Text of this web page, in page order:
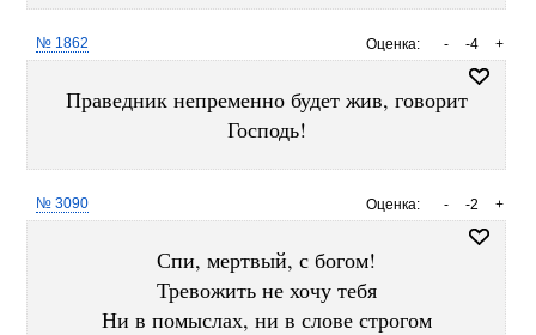
Оценка: +
-4
-
№ 1862
Праведник непременно будет жив, говорит
Господь!
Оценка: +
-2
-
№ 3090
Спи, мертвый, с богом!
Тревожить не хочу тебя
Ни в помыслах, ни в слове строгом